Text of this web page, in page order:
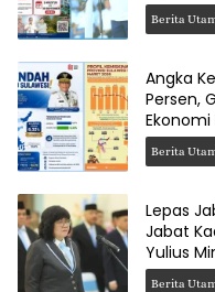
Berita
Angka
Persen,
Berita
Lepas
Jabat
Yulius
Berita